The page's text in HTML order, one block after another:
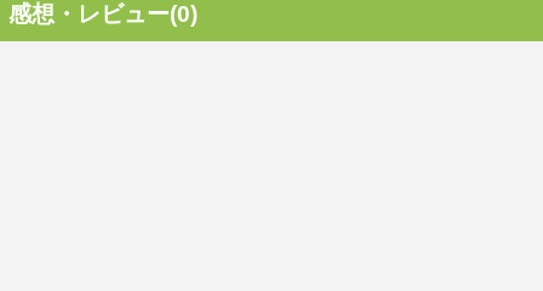
感想・レビュー(0)